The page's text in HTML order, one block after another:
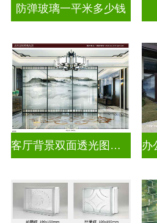
防弹玻璃一平米多少钱
客厅背景双面透光图案水墨山水画玻璃